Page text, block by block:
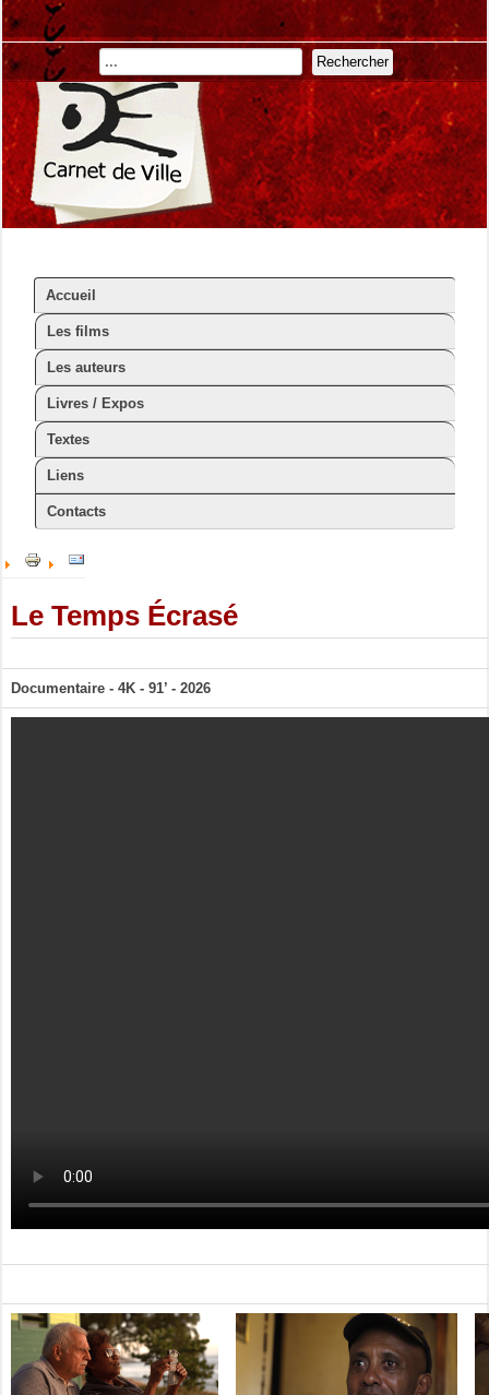
Rechercher
Accueil
Les films
Les auteurs
Livres / Expos
Textes
Liens
Contacts
Le Temps Écrasé
Documentaire - 4K - 91’ - 2026